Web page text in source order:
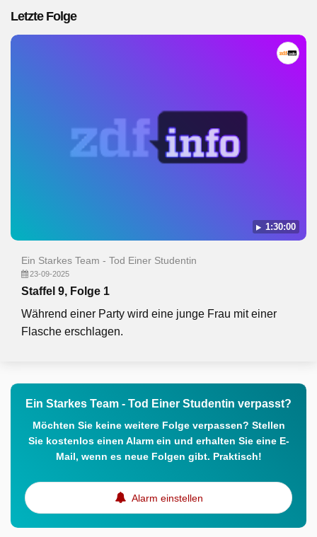
Letzte Folge
1:30:00
Ein Starkes Team - Tod Einer Studentin
23-09-2025
Staffel 9, Folge 1
Während einer Party wird eine junge Frau mit einer
Flasche erschlagen.
Ein Starkes Team - Tod Einer Studentin verpasst?
Möchten Sie keine weitere Folge verpassen? Stellen
Sie kostenlos einen Alarm ein und erhalten Sie eine E-
Mail, wenn es neue Folgen gibt. Praktisch!
Alarm einstellen